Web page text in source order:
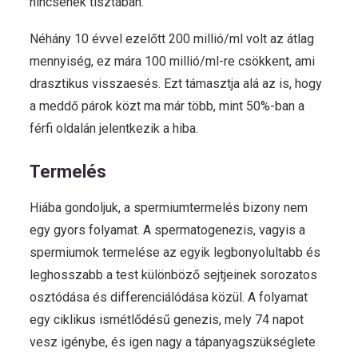
Néhány 10 évvel ezelőtt 200 millió/ml volt az átlag
mennyiség, ez mára 100 millió/ml-re csökkent, ami
drasztikus visszaesés. Ezt támasztja alá az is, hogy
a meddő párok közt ma már több, mint 50%-ban a
férfi oldalán jelentkezik a hiba.
Termelés
Hiába gondoljuk, a spermiumtermelés bizony nem
egy gyors folyamat. A spermatogenezis, vagyis a
spermiumok termelése az egyik legbonyolultabb és
leghosszabb a test különböző sejtjeinek sorozatos
osztódása és differenciálódása közül. A folyamat
egy ciklikus ismétlődésű genezis, mely 74 napot
vesz igénybe, és igen nagy a tápanyagszükséglete